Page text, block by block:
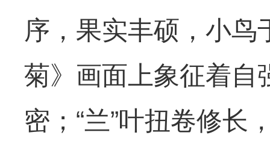
序，果实丰硕，小鸟
菊》画面上象征着自
密；“兰”叶扭卷修长